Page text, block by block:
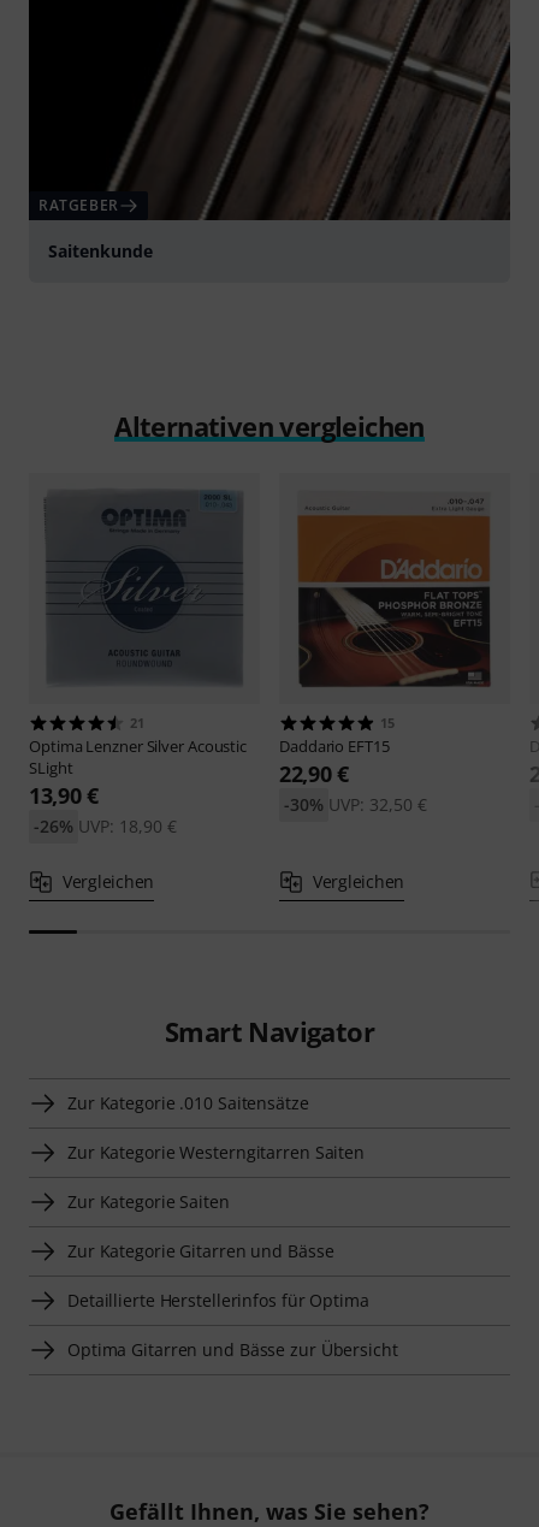
RATGEBER
Saitenkunde
Alternativen vergleichen
21
Optima Lenzner Silver Acoustic
SLight
13,90 €
UVP: 18,90 €
-26%
Vergleichen
15
Daddario EFT15
22,90 €
UVP: 32,50 €
-30%
Vergleichen
Smart Navigator
Zur Kategorie .010 Saitensätze
Zur Kategorie Westerngitarren Saiten
Zur Kategorie Saiten
Zur Kategorie Gitarren und Bässe
Detaillierte Herstellerinfos für Optima
Optima Gitarren und Bässe zur Übersicht
Gefällt Ihnen, was Sie sehen?